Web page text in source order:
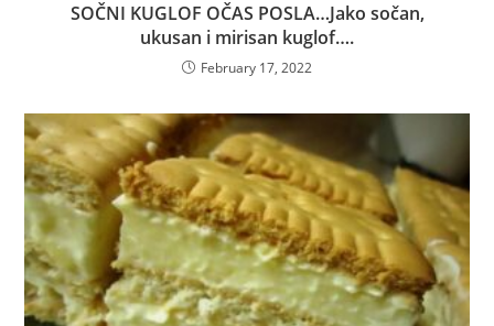
SOČNI KUGLOF OČAS POSLA…Jako sočan,
ukusan i mirisan kuglof….
February 17, 2022